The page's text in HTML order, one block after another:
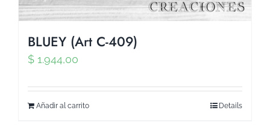
BLUEY (Art C-409)
$ 1.944,00
Añadir al carrito Details